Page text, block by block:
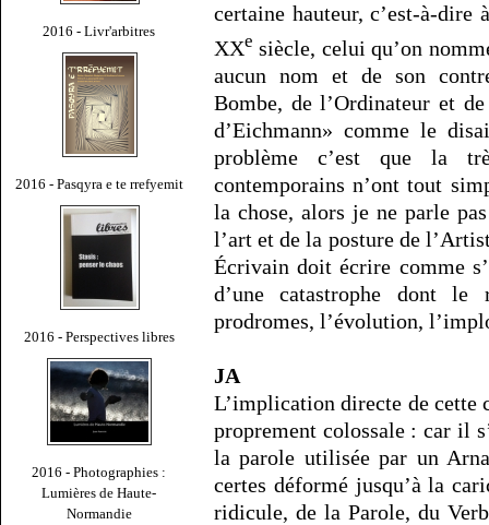
2016 - Livr'arbitres
2016 - Pasqyra e te rrefyemit
2016 - Perspectives libres
2016 - Photographies :
Lumières de Haute-
Normandie
certaine hauteur, c’est-à-dire
XXe siècle, celui qu’on
aucun nom et de son
Bombe, de l’Ordinateur et
d’Eichmann» comme le
problème c’est que la
contemporains n’ont tout
la chose, alors je ne parle
l’art et de la posture de
Écrivain doit écrire comme
d’une catastrophe dont
prodromes, l’évolution,
JA
L’implication directe de cette
proprement colossale : car il
la parole utilisée par un
certes déformé jusqu’à la
ridicule, de la Parole, du